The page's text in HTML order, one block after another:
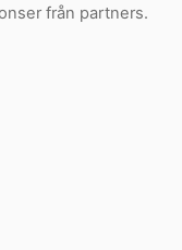
från partners.